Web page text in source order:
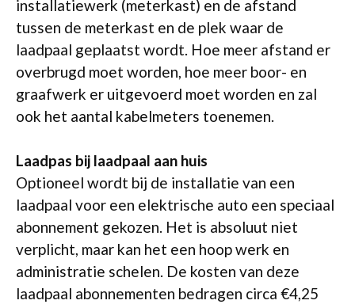
installatiewerk (meterkast) en de afstand
tussen de meterkast en de plek waar de
laadpaal geplaatst wordt. Hoe meer afstand er
overbrugd moet worden, hoe meer boor- en
graafwerk er uitgevoerd moet worden en zal
ook het aantal kabelmeters toenemen.
Laadpas bij laadpaal aan huis
Optioneel wordt bij de installatie van een
laadpaal voor een elektrische auto een speciaal
abonnement gekozen. Het is absoluut niet
verplicht, maar kan het een hoop werk en
administratie schelen. De kosten van deze
laadpaal abonnementen bedragen circa €4,25